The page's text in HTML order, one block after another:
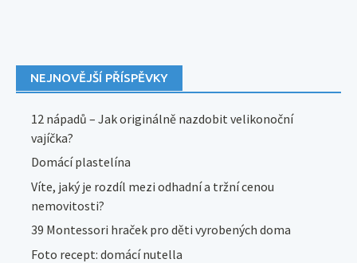
NEJNOVĚJŠÍ PŘÍSPĚVKY
12 nápadů – Jak originálně nazdobit velikonoční
vajíčka?
Domácí plastelína
Víte, jaký je rozdíl mezi odhadní a tržní cenou
nemovitosti?
39 Montessori hraček pro děti vyrobených doma
Foto recept: domácí nutella